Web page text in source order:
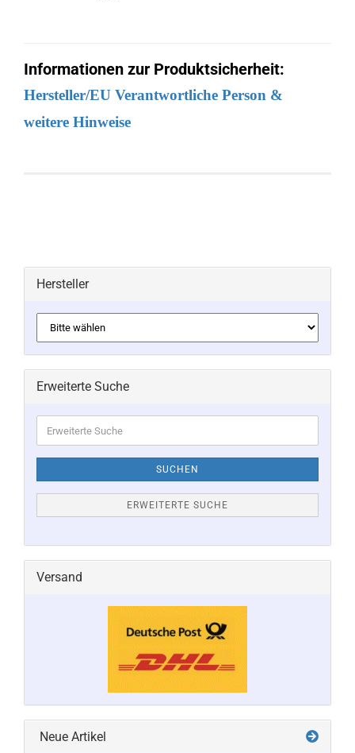
Informationen zur Produktsicherheit:
Hersteller/EU Verantwortliche Person &
weitere Hinweise
Hersteller
Erweiterte Suche
Suche
SUCHEN
ERWEITERTE SUCHE
Versand
Neue Artikel